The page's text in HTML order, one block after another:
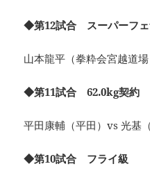
◆第12試合 スーパーフェ
山本龍平（拳粋会宮越道
◆第11試合 62.0kg契約
平田康輔（平田）vs 光基
◆第10試合 フライ級